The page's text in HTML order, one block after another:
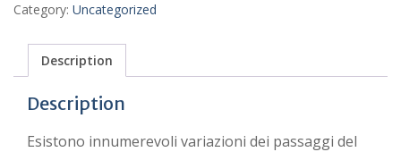
Category: Uncategorized
Description
Description
Esistono innumerevoli variazioni dei passaggi del